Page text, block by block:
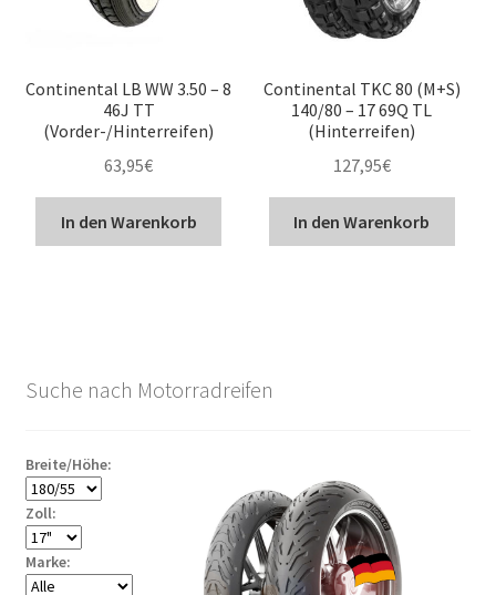
Continental LB WW 3.50 – 8
46J TT
(Vorder-/Hinterreifen)
63,95€
In den Warenkorb
Continental TKC 80 (M+S)
140/80 – 17 69Q TL
(Hinterreifen)
127,95€
In den Warenkorb
Suche nach Motorradreifen
Breite/Höhe:
Zoll:
Marke: